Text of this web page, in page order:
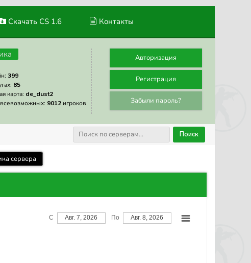
Скачать CS 1.6 Контакты
399
85
карта: de_dust2
9012 игроков
Авторизация
Регистрация
Забыли пароль?
Поиск
сервера
С Авг. 7, 2026 По Авг. 8, 2026